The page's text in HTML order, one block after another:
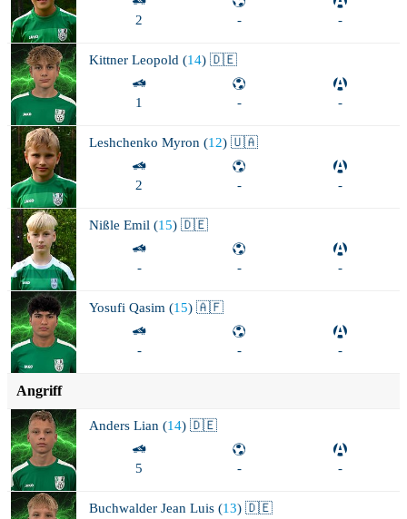
2 - -
Kittner Leopold (14) 🇩🇪
1 - -
Leshchenko Myron (12) 🇺🇦
2 - -
Nißle Emil (15) 🇩🇪
- - -
Yosufi Qasim (15) 🇦🇫
- - -
Angriff
Anders Lian (14) 🇩🇪
5 - -
Buchwalder Jean Luis (13) 🇩🇪